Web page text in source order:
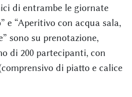
di entrambe le giornate
e “Aperitivo con acqua sala,
sono su prenotazione,
di 200 partecipanti, con
di piatto e calice